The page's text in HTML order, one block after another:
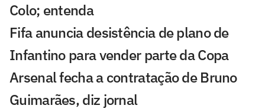
Colo; entenda
Fifa anuncia desistência de plano de
Infantino para vender parte da Copa
Arsenal fecha a contratação de Bruno
Guimarães, diz jornal